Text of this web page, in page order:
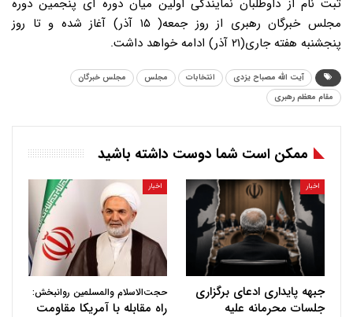
ثبت نام از داوطلبان نمایندگی اولین میان دوره ای پنجمین دوره
مجلس خبرگان رهبری از روز جمعه( ۱۵ آذر) آغاز شده و تا روز
پنجشنبه هفته جاری(۲۱ آذر) ادامه خواهد داشت.
آیت الله مصباح یزدی انتخابات مجلس
مجلس خبرگان
مقام معظم رهبری
ممکن است شما دوست داشته باشید
اخبار
جبهه پایداری ادعای برگزاری
جلسات محرمانه علیه
اخبار
حجت‌الاسلام والمسلمین روانبخش:
راه مقابله با آمریکا مقاومت